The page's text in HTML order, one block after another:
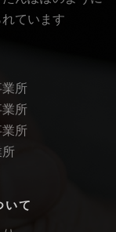
ています
所
所
所
所
いて